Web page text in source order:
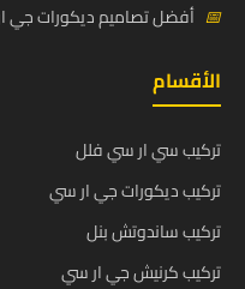
📅 أفضل تصاميم ديكورات جي
الأقسام
تركيب سي ار سي فلل
تركيب ديكورات جي ار سي
تركيب ساندوتش بنل
تركيب كرنيش جي ار سي